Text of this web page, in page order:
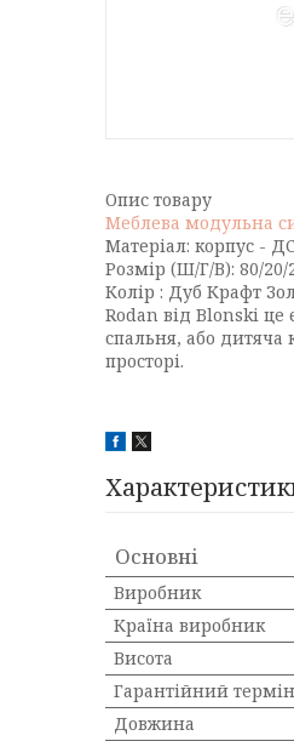
Опис товару
Меблева модульна
Матеріал: корпус -
Розмір (Ш/Г/В): 80/20/
Колір : Дуб Крафт
Rodan від Blonski це
спальня, або дитяча
просторі.
Основні
Виробник
Країна виробник
Висота
Гарантійний термін
Довжина